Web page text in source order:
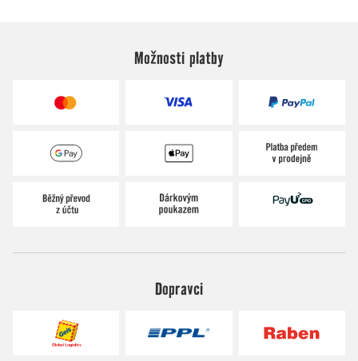
Možnosti platby
Dopravci